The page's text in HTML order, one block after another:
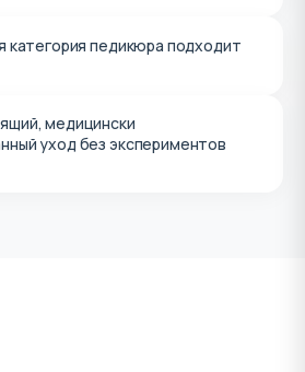
категория педикюра подходит
медицински
уход без экспериментов